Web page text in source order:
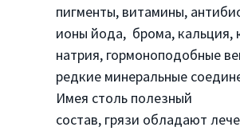
пигменты, витамины,
ионы йода, брома, кальция,
натрия, гормоноподобные
редкие минеральные
Имея столь полезный
состав, грязи обладают